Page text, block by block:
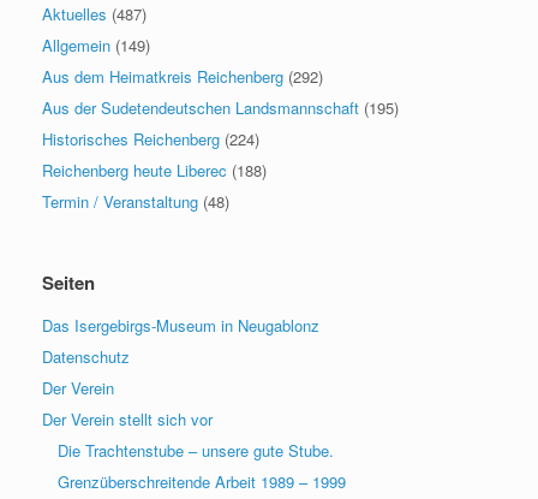
Aktuelles (487)
Allgemein (149)
Aus dem Heimatkreis Reichenberg (292)
Aus der Sudetendeutschen Landsmannschaft (195)
Historisches Reichenberg (224)
Reichenberg heute Liberec (188)
Termin / Veranstaltung (48)
Seiten
Das Isergebirgs-Museum in Neugablonz
Datenschutz
Der Verein
Der Verein stellt sich vor
Die Trachtenstube – unsere gute Stube.
Grenzüberschreitende Arbeit 1989 – 1999